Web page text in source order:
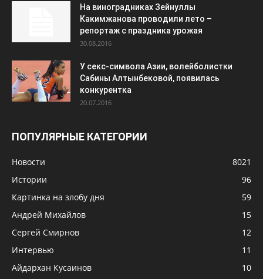
На виноградниках Зейнуллы
Какимжанова проводили лето –
репортаж с праздника урожая
30.08.2016
У секс-символа Азии, волейболистки
Сабины Алтынбековой, появилась
конкурентка
20.07.2016
ПОПУЛЯРНЫЕ КАТЕГОРИИ
Новости
8021
Истории
96
Картинка на злобу дня
59
Андрей Михайлов
15
Сергей Смирнов
12
Интервью
11
Айдархан Кусаинов
10